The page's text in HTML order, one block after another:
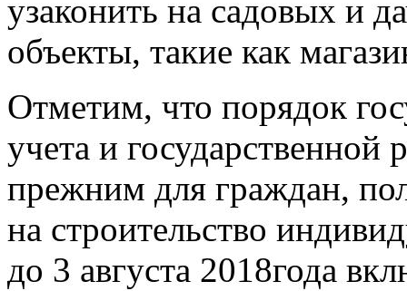
узаконить на садовых и
объекты, такие как
Отметим, что порядок
учета и государственной
прежним для граждан,
на строительство
до 3 августа 2018года